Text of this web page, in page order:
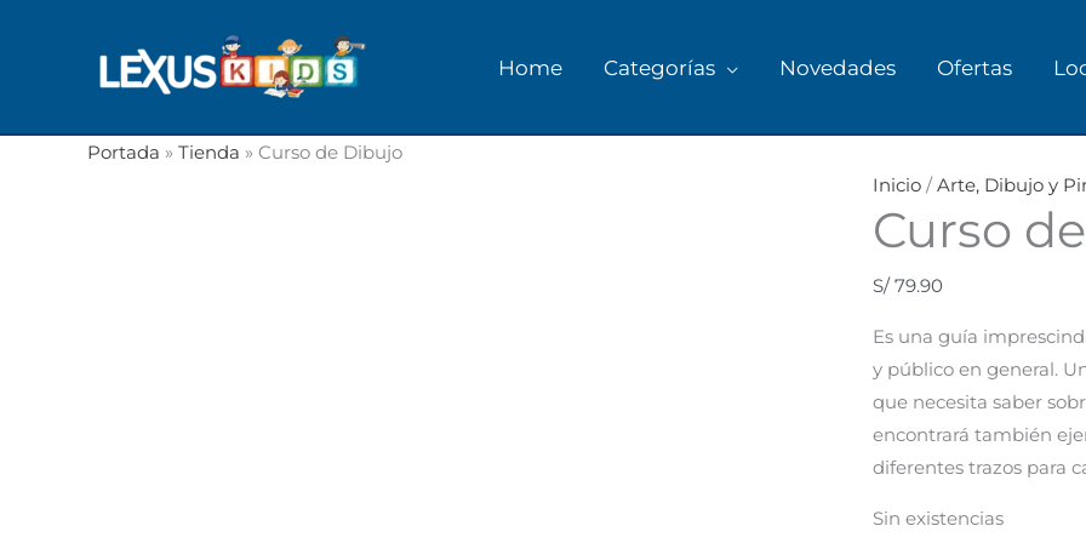
Home Categorías Novedades Ofertas
Portada » Tienda » Curso de Dibujo
Inicio /Arte, Dibujo y
Curso
S/79.90
Es una guía
y público en general.
que necesita saber
encontrará también
diferentes trazos para
Sin existencias